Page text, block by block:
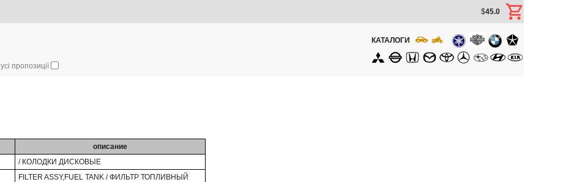
$45.0
усі пропозиції
КАТАЛОГИ
описание
/ КОЛОДКИ ДИСКОВЫЕ
FILTER ASSY,FUEL TANK / ФИЛЬТР ТОПЛИВНЫЙ